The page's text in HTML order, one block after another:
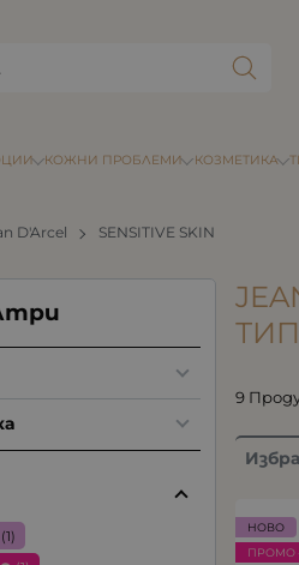
КОЗМЕТИКА
КОЖНИ ПРОБЛЕМИ
D'Arcel SENSITIVE SKIN
9
НОВО
ПРОМО -
(1)